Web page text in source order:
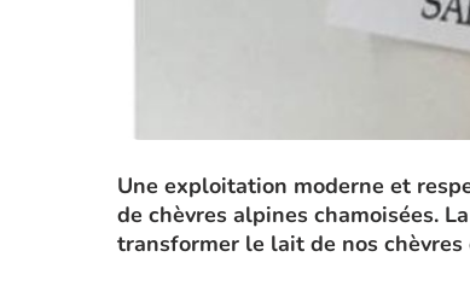
Une exploitation moderne et
de chèvres alpines chamoisées.
transformer le lait de nos